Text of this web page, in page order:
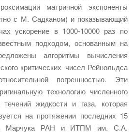
матричной экспоненты
с М. Садканом) и показывающий
ускорение в 1000-10000 раз по
подходом, основанным на
алгоритмы вычисления
критических чисел Рейнольдса
погрешностью. Эти
технологию численного
течений жидкости и газа, которая
на протяжении последних 15
РАН и ИТПМ им. С.А.